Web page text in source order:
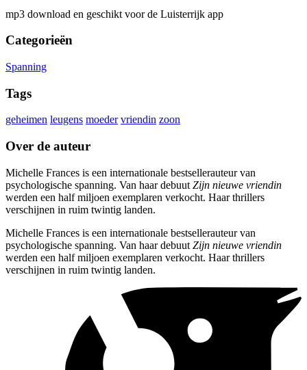
mp3 download en geschikt voor de Luisterrijk app
Categorieën
Spanning
Tags
geheimen leugens moeder vriendin zoon
Over de auteur
Michelle Frances is een internationale bestsellerauteur van
psychologische spanning. Van haar debuut Zijn nieuwe vriendin
werden een half miljoen exemplaren verkocht. Haar thrillers
verschijnen in ruim twintig landen.
Michelle Frances is een internationale bestsellerauteur van
psychologische spanning. Van haar debuut Zijn nieuwe vriendin
werden een half miljoen exemplaren verkocht. Haar thrillers
verschijnen in ruim twintig landen.